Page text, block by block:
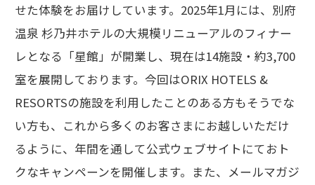
せた体験をお届けしています。2025年1月には、別府
温泉 杉乃井ホテルの大規模リニューアルのフィナー
レとなる「星館」が開業し、現在は14施設・約3,700
室を展開しております。今回はORIX HOTELS &
RESORTSの施設を利用したことのある方もそうでな
い方も、これから多くのお客さまにお越しいただけ
るように、年間を通して公式ウェブサイトにておト
クなキャンペーンを開催します。また、メールマガジ